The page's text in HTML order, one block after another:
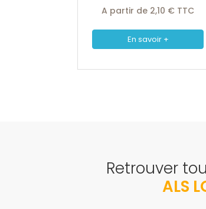
A partir de 2,10 € TTC
En savoir +
Retrouver
ALS